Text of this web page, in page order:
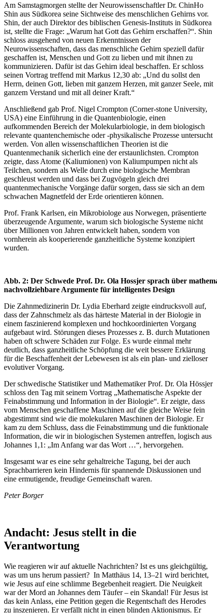
Am Samstagmorgen stellte der Neurowissenschaftler Dr. ChinHo
Shin aus Südkorea seine Sichtweise des menschlichen Gehirns vor.
Shin, der auch Direktor des biblischen Genesis-Instituts in Südkorea
ist, stellte die Frage: „Warum hat Gott das Gehirn erschaffen?“. Shin
schloss ausgehend von neuen Erkenntnissen der
Neurowissenschaften, dass das menschliche Gehirn speziell dafür
geschaffen ist, Menschen und Gott zu lieben und mit ihnen zu
kommunizieren. Dafür ist das Gehirn ideal beschaffen. Er schloss
seinen Vortrag treffend mit Markus 12,30 ab: „Und du sollst den
Herrn, deinen Gott, lieben mit ganzem Herzen, mit ganzer Seele, mit
ganzem Verstand und mit all deiner Kraft.“
Anschließend gab Prof. Nigel Crompton (Corner-stone University,
USA) eine Einführung in die Quantenbiologie, einen
aufkommenden Bereich der Molekularbiologie, in dem biologisch
relevante quantenchemische oder -physikalische Prozesse untersucht
werden. Von allen wissenschaftlichen Theorien ist die
Quantenmechanik sicherlich eine der erstaunlichsten. Crompton
zeigte, dass Atome (Kaliumionen) von Kaliumpumpen nicht als
Teilchen, sondern als Welle durch eine biologische Membran
geschleust werden und dass bei Zugvögeln gleich drei
quantenmechanische Vorgänge dafür sorgen, dass sie sich an dem
schwachen Magnetfeld der Erde orientieren können.
Prof. Frank Karlsen, ein Mikrobiologe aus Norwegen, präsentierte
überzeugende Argumente, warum sich biologische Systeme nicht
über Millionen von Jahren entwickelt haben, sondern von
vornherein als kooperierende ganzheitliche Systeme konzipiert
wurden.
Abb. 2: Der Schwede Prof. Dr. Ola Hossjer sprach über
nachvollziehbare Argumente für intelligentes Design
Die Zahnmedizinerin Dr. Lydia Eberhard zeigte eindrucksvoll auf,
dass der Zahnschmelz als das härteste Material in der Biologie in
einem faszinierend komplexen und hochkoordinierten Vorgang
aufgebaut wird. Störungen dieses Prozesses z. B. durch Mutationen
haben oft schwere Schäden zur Folge. Es wurde einmal mehr
deutlich, dass ganzheitliche Schöpfung die weit bessere Erklärung
für die Beschaffenheit der Lebewesen ist als ein plan- und zielloser
evolutiver Vorgang.
Der schwedische Statistiker und Mathematiker Prof. Dr. Ola Hössjer
schloss den Tag mit seinem Vortrag „Mathematische Aspekte der
Feinabstimmung und Information in der Biologie“. Er zeigte, dass
vom Menschen geschaffene Maschinen auf die gleiche Weise fein
abgestimmt sind wie die molekularen Maschinen der Biologie. Er
kam zu dem Schluss, dass die Feinabstimmung und die funktionale
Information, die wir in biologischen Systemen antreffen, logisch aus
Johannes 1,1: „Im Anfang war das Wort …“, hervorgehen.
Insgesamt war es eine sehr gehaltreiche Tagung, bei der auch
Sprachbarrieren kein Hindernis für spannende Diskussionen und
eine ermutigende, freudige Gemeinschaft waren.
Peter Borger
Andacht: Jesus stellt in die
Verantwortung
Wie reagieren wir auf aktuelle Nachrichten? Ist es uns gleichgültig,
was um uns herum passiert? In Matthäus 14, 13–21 wird berichtet,
wie Jesus auf eine schlimme Begebenheit reagiert. Die Neuigkeit
war der Mord an Johannes dem Täufer – ein Skandal! Für Jesus ist
das kein Anlass, eine Petition gegen die Regentschaft des Herodes
zu inszenieren. Er verfällt nicht in einen blinden Aktionismus. Er